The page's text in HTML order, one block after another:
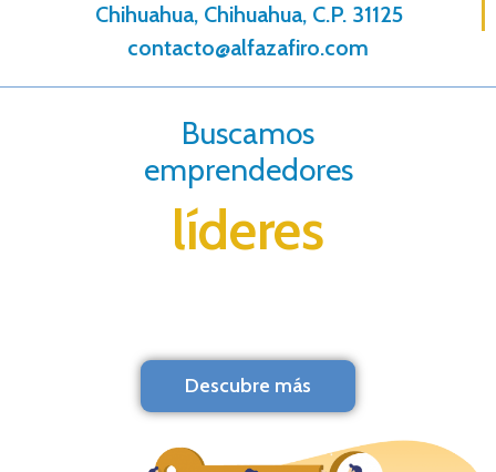
Chihuahua, Chihuahua, C.P. 31125
contacto@alfazafiro.com
Buscamos
emprendedores
líderes
Descubre más